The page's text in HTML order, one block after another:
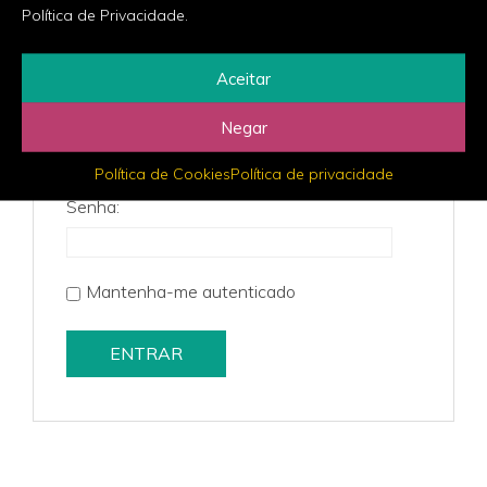
Política de Privacidade.
Aceitar
Negar
Política de CookiesPolítica de privacidade
Você deve fazer login para criar novos tópicos.
Nome de usuário:
Senha:
Mantenha-me autenticado
ENTRAR